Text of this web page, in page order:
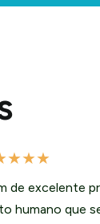
★★★
de excelente
humano que